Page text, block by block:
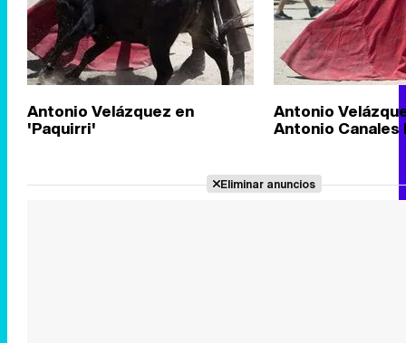
Antonio Velázquez en
'Paquirri'
Antonio
Antonio Canales
Eliminar anuncios